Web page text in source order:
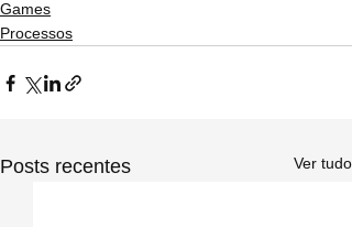
Games
Processos
Posts recentes Ver tudo